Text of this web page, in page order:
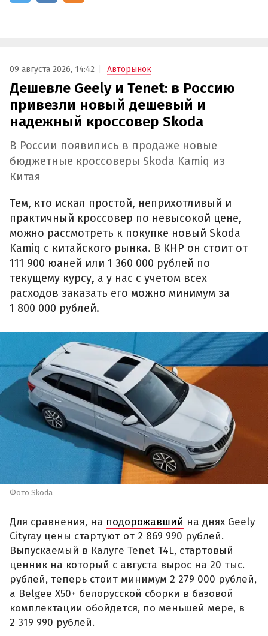
09 августа 2026, 14:42 Авторынок
Дешевле Geely и Tenet: в Россию
привезли новый дешевый и
надежный кроссовер Skoda
В России появились в продаже новые
бюджетные кроссоверы Skoda Kamiq из
Китая
Тем, кто искал простой, неприхотливый и
практичный кроссовер по невысокой цене,
можно рассмотреть к покупке новый Skoda
Kamiq с китайского рынка. В КНР он стоит от
111 900 юаней или 1 360 000 рублей по
текущему курсу, а у нас с учетом всех
расходов заказать его можно минимум за
1 800 000 рублей.
Фото Skoda
Для сравнения, на подорожавший на днях Geely
Cityray цены стартуют от 2 869 990 рублей.
Выпускаемый в Калуге Tenet T4L, стартовый
ценник на который с августа вырос на 20 тыс.
рублей, теперь стоит минимум 2 279 000 рублей,
а Belgee X50+ белорусской сборки в базовой
комплектации обойдется, по меньшей мере, в
2 319 990 рублей.